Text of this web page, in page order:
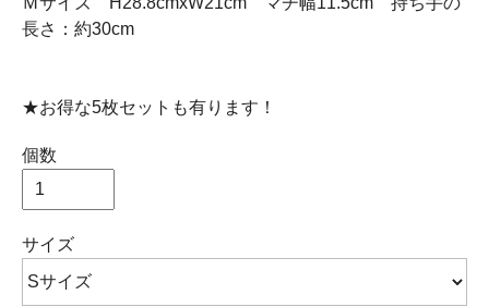
長さ：約30cm
★お得な5枚セットも有ります！
個数
サイズ